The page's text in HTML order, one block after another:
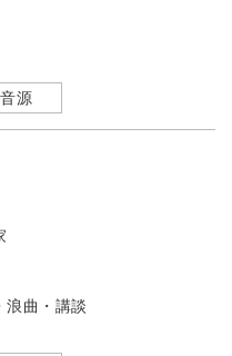
源
浪曲・講談